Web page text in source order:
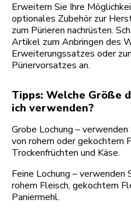
Erweitern Sie Ihre
optionales Zubehör zur
zum Pürieren nachrüsten.
Artikel zum Anbringen des
Erweiterungssatzes oder
Püriervorsatzes an.
Tipps: Welche Größe
ich verwenden?
Grobe Lochung –
von rohem oder gekochtem
Trockenfrüchten und Käse.
Feine Lochung – verwenden
rohem Fleisch, gekochtem
Paniermehl.